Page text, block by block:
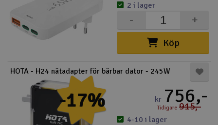
Köp
+
-
2 i lager
-17%
HOTA - H24 nätadapter för bärbar dator - 245W
kr 756,-
Tidigare 915,-
4-10 i lager